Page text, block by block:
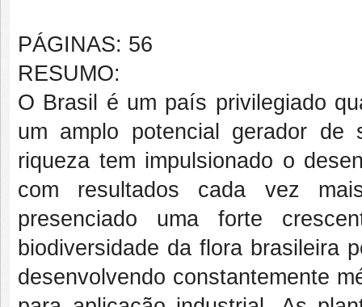
PÁGINAS: 56
RESUMO:
O Brasil é um país privilegiado
um amplo potencial gerador de
riqueza tem impulsionado o
com resultados cada vez
presenciado uma forte
biodiversidade da flora brasileira
desenvolvendo constantemente